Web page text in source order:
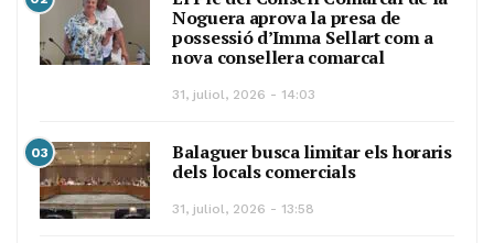
Noguera aprova la presa de
possessió d’Imma Sellart com a
nova consellera comarcal
31, juliol, 2026 - 14:03
03
Balaguer busca limitar els horaris
dels locals comercials
31, juliol, 2026 - 13:58